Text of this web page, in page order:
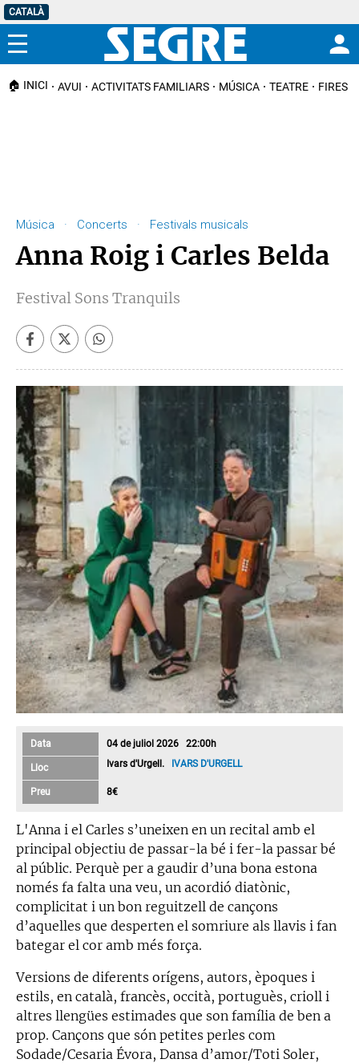
CATALÀ
Menú
🏠 INICI AVUI ACTIVITATS FAMILIARS MÚSICA TEATRE FIRES I
Música · Concerts · Festivals musicals
Anna Roig i Carles Belda
Festival Sons Tranquils
Data 04 de juliol 2026 22:00h
Lloc Ivars d'Urgell. IVARS D'URGELL
Preu 8€
L'Anna i el Carles s’uneixen en un recital amb el
principal objectiu de passar-la bé i fer-la passar bé
al públic. Perquè per a gaudir d’una bona estona
només fa falta una veu, un acordió diatònic,
complicitat i un bon reguitzell de cançons
d’aquelles que desperten el somriure als llavis i fan
bategar el cor amb més força.
Versions de diferents orígens, autors, èpoques i
estils, en català, francès, occità, portuguès, crioll i
altres llengües estimades que son família de ben a
prop. Cançons que són petites perles com
Sodade/Cesaria Évora, Dansa d’amor/Toti Soler,